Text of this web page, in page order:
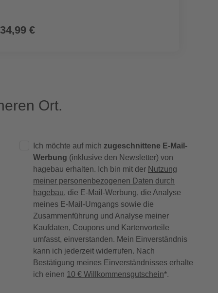
34,99 €
Ort.
Ich möchte auf mich zugeschnittene E-Mail-
Werbung (inklusive den Newsletter) von
hagebau erhalten. Ich bin mit der Nutzung
meiner personenbezogenen Daten durch
hagebau, die E-Mail-Werbung, die Analyse
meines E-Mail-Umgangs sowie die
Zusammenführung und Analyse meiner
Kaufdaten, Coupons und Kartenvorteile
umfasst, einverstanden. Mein Einverständnis
kann ich jederzeit widerrufen. Nach
Bestätigung meines Einverständnisses erhalte
ich einen 10 € Willkommensgutschein*.